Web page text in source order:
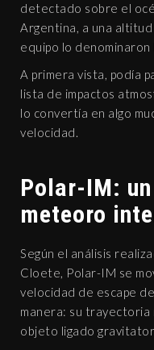
detectado sobre el
Argentina, a una
equipo lo denominaron
A primera vista, podía
lista de impactos
lo convertía en algo
velocidad.
Polar-IM:
meteoro
Según el análisis
Cloete, Polar-IM se
velocidad de escape
manera: su trayectoria
objeto ligado